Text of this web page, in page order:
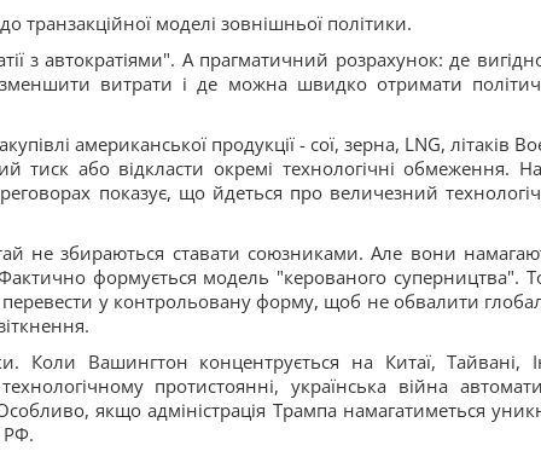
транзакційної моделі зовнішньої політики.
з автократіями". А прагматичний розрахунок: де
витрати і де можна швидко отримати
американської продукції - сої, зерна, LNG, літаків
або відкласти окремі технологічні обмеження.
показує, що йдеться про величезний
не збираються ставати союзниками. Але вони
формується модель "керованого суперництва".
перевести у контрольовану форму, щоб не обвалити
Коли Вашингтон концентрується на Китаї, Тайвані,
протистоянні, українська війна
якщо адміністрація Трампа намагатиметься
РФ.